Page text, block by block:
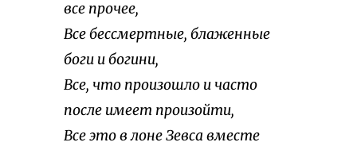
все прочее,
Все бессмертные, блаженные
боги и богини,
Все, что произошло и часто
после имеет произойти,
Все это в лоне Зевса вместе